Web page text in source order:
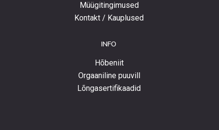
Müügitingimused
Kontakt / Kauplused
INFO
Hõbeniit
Orgaaniline puuvill
Lõngasertifikaadid